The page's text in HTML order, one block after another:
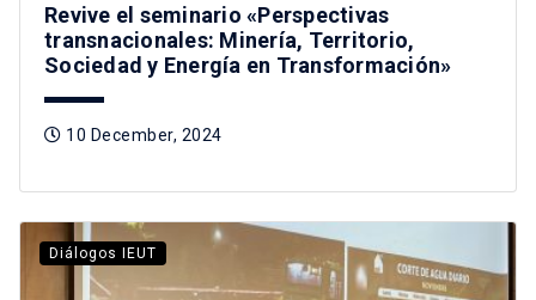
Revive el seminario «Perspectivas
transnacionales: Minería, Territorio,
Sociedad y Energía en Transformación»
10 December, 2024
Diálogos IEUT